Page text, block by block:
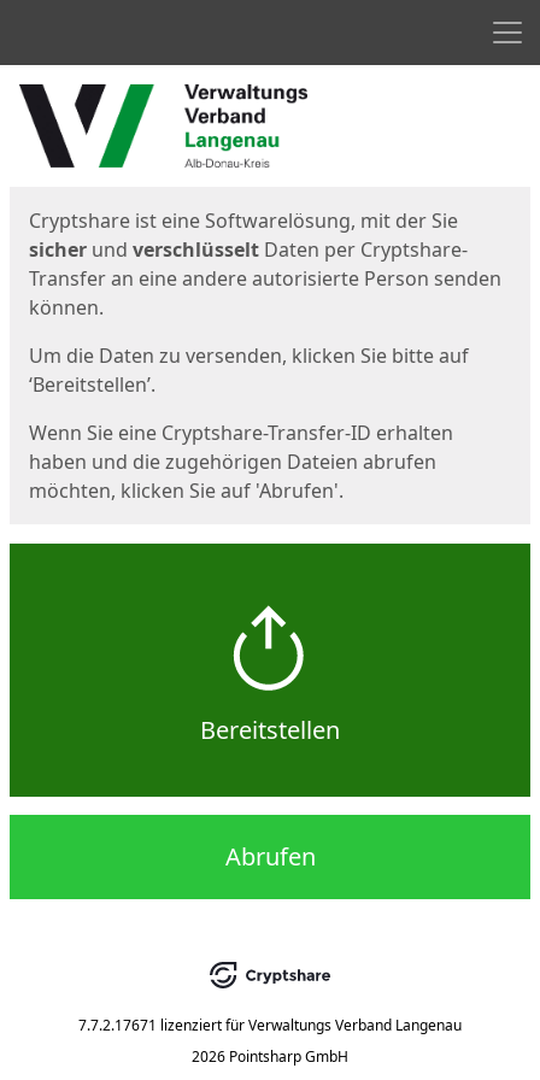
Start
Cryptshare ist eine Softwarelösung, mit der Sie
sicher und verschlüsselt Daten per Cryptshare-
Transfer an eine andere autorisierte Person senden
können.
Um die Daten zu versenden, klicken Sie bitte auf
‘Bereitstellen’.
Wenn Sie eine Cryptshare-Transfer-ID erhalten
haben und die zugehörigen Dateien abrufen
möchten, klicken Sie auf 'Abrufen'.
Bereitstellen
Abrufen
7.7.2.17671 lizenziert fürVerwaltungs Verband Langenau
2026 Pointsharp GmbH